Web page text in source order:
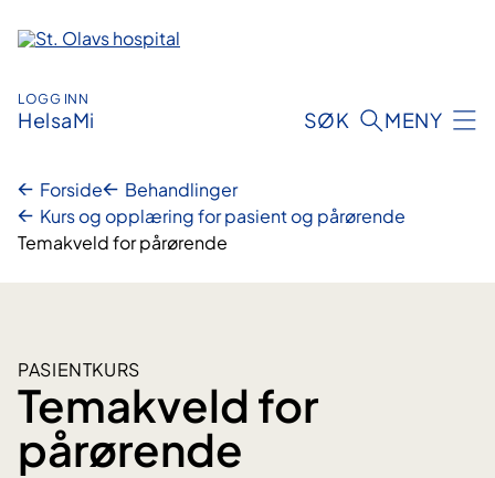
innhold
LOGG INN
HelsaMi SØK MENY
Forside
Behandlinger
Kurs og opplæring for pasient og pårørende
Temakveld for pårørende
PASIENTKURS
Temakveld for
pårørende